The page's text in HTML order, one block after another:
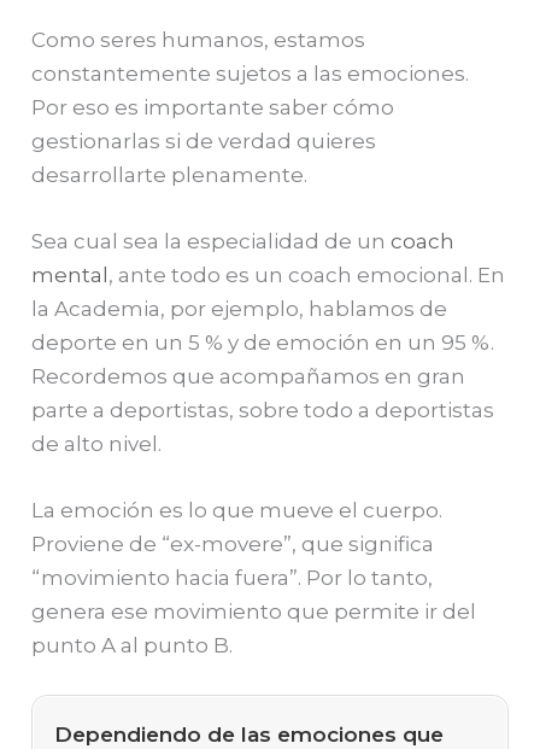
Como seres humanos, estamos
constantemente sujetos a las emociones.
Por eso es importante saber cómo
gestionarlas si de verdad quieres
desarrollarte plenamente.
Sea cual sea la especialidad de uncoach
mental, ante todo es un coach emocional. En
la Academia, por ejemplo, hablamos de
deporte en un 5 % y de emoción en un 95 %.
Recordemos que acompañamos en gran
parte a deportistas, sobre todo a deportistas
de alto nivel.
La emoción es lo que mueve el cuerpo.
Proviene de “ex-movere”, que significa
“movimiento hacia fuera”. Por lo tanto,
genera ese movimiento que permite ir del
punto A al punto B.
Dependiendo de las emociones que